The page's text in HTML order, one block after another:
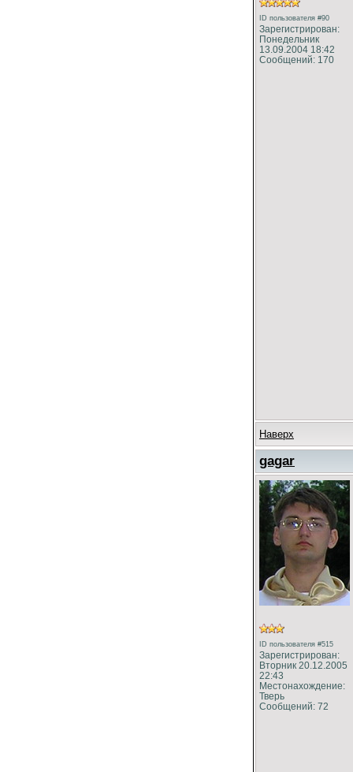
ID пользователя #90
Зарегистрирован:
Понедельник
13.09.2004 18:42
Сообщений: 170
Наверх
gagar
ID пользователя #515
Зарегистрирован:
Вторник 20.12.2005
22:43
Местонахождение:
Тверь
Сообщений: 72